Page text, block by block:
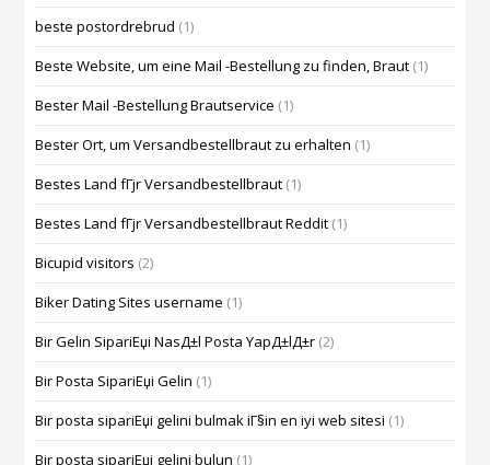
beste postordrebrud (1)
Beste Website, um eine Mail -Bestellung zu finden, Braut (1)
Bester Mail -Bestellung Brautservice (1)
Bester Ort, um Versandbestellbraut zu erhalten (1)
Bestes Land fГјr Versandbestellbraut (1)
Bestes Land fГјr Versandbestellbraut Reddit (1)
Bicupid visitors (2)
Biker Dating Sites username (1)
Bir Gelin SipariЕџi NasД±l Posta YapД±lД±r (2)
Bir Posta SipariЕџi Gelin (1)
Bir posta sipariЕџi gelini bulmak iГ§in en iyi web sitesi (1)
Bir posta sipariЕџi gelini bulun (1)